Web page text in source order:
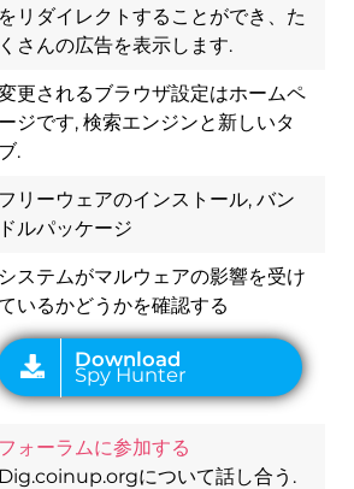
をリダイレクトすることができ、た
くさんの広告を表示します.
更されるブラウザ設定はホームペ
ージです, 検索エンジンと新しいタ
ブ.
フリーウェアのインストール, バン
ドルパッケージ
システムがマルウェアの影響を受け
いるかどうかを確認する
フォーラムに参加する
Dig.coinup.orgについて話し合う.